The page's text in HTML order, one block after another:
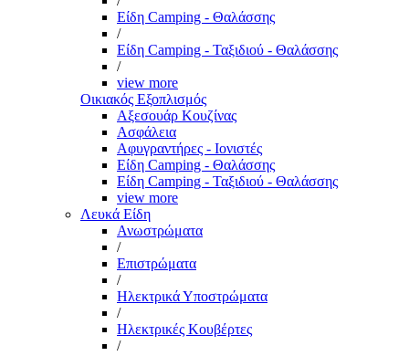
Είδη Camping - Θαλάσσης
/
Είδη Camping - Ταξιδιού - Θαλάσσης
/
view more
Οικιακός Εξοπλισμός
Αξεσουάρ Κουζίνας
Ασφάλεια
Αφυγραντήρες - Ιονιστές
Είδη Camping - Θαλάσσης
Είδη Camping - Ταξιδιού - Θαλάσσης
view more
Λευκά Είδη
Ανωστρώματα
/
Επιστρώματα
/
Ηλεκτρικά Υποστρώματα
/
Ηλεκτρικές Κουβέρτες
/